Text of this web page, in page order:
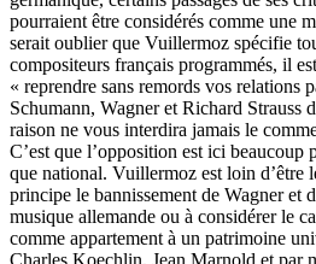
pourraient être considérés comme une
serait oublier que Vuillermoz spécifie
compositeurs français programmés, il
« reprendre sans remords vos relations
Schumann, Wagner et Richard Strauss
raison ne vous interdira jamais le
C’est que l’opposition est ici beaucoup
que national. Vuillermoz est loin d’être
principe le bannissement de Wagner et
musique allemande ou à considérer le
comme appartement à un patrimoine
Charles Koechlin, Jean Marnold et par